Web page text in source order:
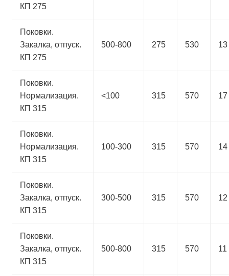
КП 275
Поковки.
Закалка, отпуск.
КП 275
500-800 275 530 13
Поковки.
Нормализация.
КП 315
<100 315 570 17
Поковки.
Нормализация.
КП 315
100-300 315 570 14
Поковки.
Закалка, отпуск.
КП 315
300-500 315 570 12
Поковки.
Закалка, отпуск.
КП 315
500-800 315 570 11